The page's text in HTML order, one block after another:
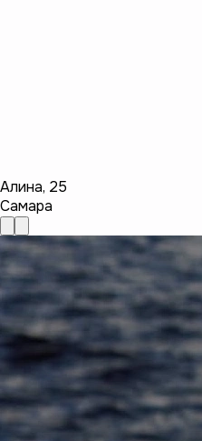
Алина, 25
Самара